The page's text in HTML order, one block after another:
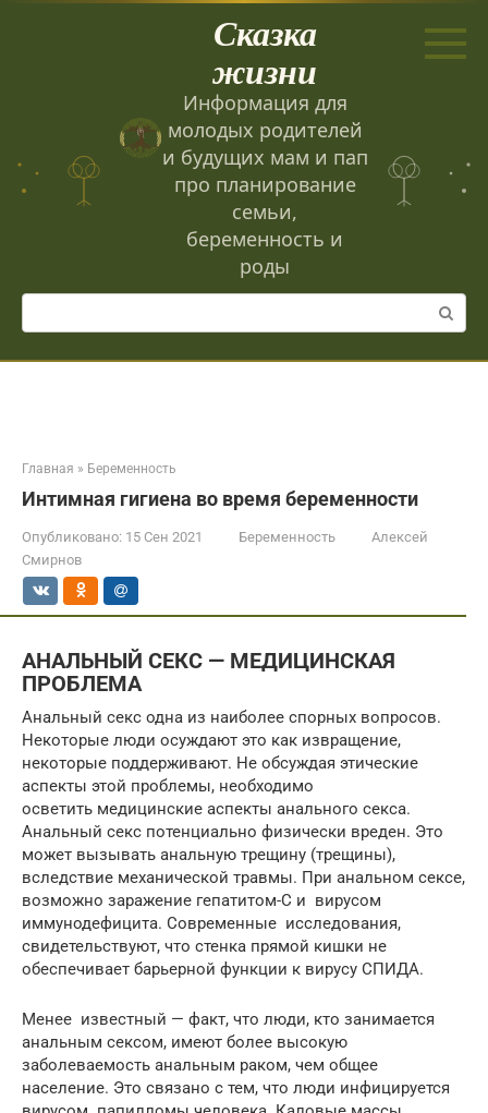
Сказка
жизни
Информация для
молодых родителей
и будущих мам и пап
про планирование
семьи,
беременность и
роды
Поиск:
Главная » Беременность
Интимная гигиена во время беременности
Опубликовано: 15 Сен 2021 Беременность
Алексей
Смирнов
АНАЛЬНЫЙ СЕКС — МЕДИЦИНСКАЯ
ПРОБЛЕМА
Анальный секс одна из наиболее спорных вопросов.
Некоторые люди осуждают это как извращение,
некоторые поддерживают. Не обсуждая этические
аспекты этой проблемы, необходимо
осветить медицинские аспекты анального секса.
Анальный секс потенциально физически вреден. Это
может вызывать анальную трещину (трещины),
вследствие механической травмы. При анальном сексе,
возможно заражение гепатитом-С и вирусом
иммунодефицита. Современные исследования,
свидетельствуют, что стенка прямой кишки не
обеспечивает барьерной функции к вирусу СПИДА.
Менее известный — факт, что люди, кто занимается
анальным сексом, имеют более высокую
заболеваемость анальным раком, чем общее
население. Это связано с тем, что люди инфицируется